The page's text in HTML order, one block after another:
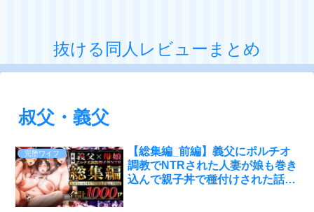
抜ける同人レビューまとめ
叔父・義父
完堕ワイフ
【総集編_前編】義父にポルチオ
調教でNTRされた人妻が娘も巻き
込んで親子丼で種付けされた話